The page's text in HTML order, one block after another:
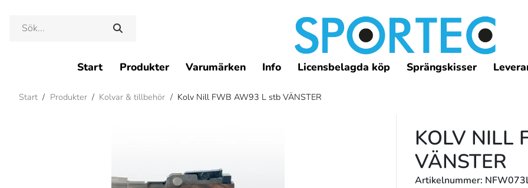
Start Produkter Varumärken Info Licensbelagda köp Sprängskisser
Start / Produkter / Kolvar & tillbehör / Kolv Nill FWB AW93 L stb VÄNSTER
KOLV NILL
VÄNSTER
Artikelnummer: